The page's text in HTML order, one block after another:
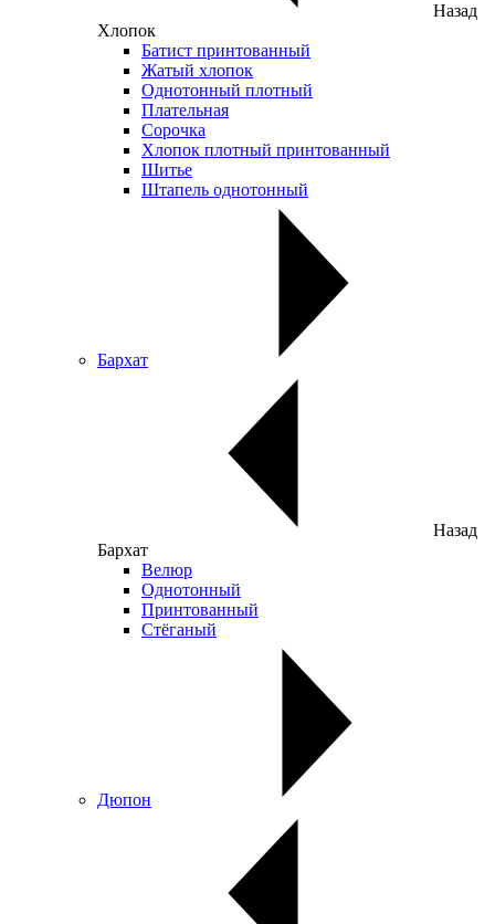
Назад
Хлопок
Батист принтованный
Жатый хлопок
Однотонный плотный
Плательная
Сорочка
Хлопок плотный принтованный
Шитье
Штапель однотонный
Бархат
Назад
Бархат
Велюр
Однотонный
Принтованный
Стёганый
Дюпон